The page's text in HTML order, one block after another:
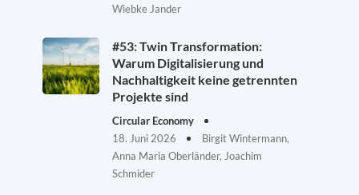
Wiebke Jander
#53: Twin Transformation:
Warum Digitalisierung und
Nachhaltigkeit keine getrennten
Projekte sind
Circular Economy
18. Juni 2026
Birgit Wintermann,
Anna Maria Oberländer, Joachim
Schmider